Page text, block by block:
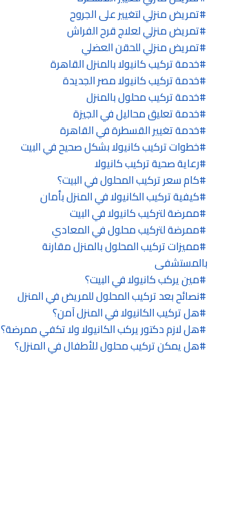
تمريض منزلي لتغيير على الجروح
تمريض منزلي لعلاج قرح الفراش
تمريض منزلي للحقن العضلي
خدمة تركيب كانيولا بالمنزل القاهرة
خدمة تركيب كانيولا مصر الجديدة
خدمة تركيب محلول بالمنزل
خدمة تعليق محاليل في الجيزة
خدمة تغيير القسطرة في القاهرة
خطوات تركيب كانيولا بشكل صحيح في البيت
رعاية صحية تركيب كانيولا
كام سعر تركيب المحلول في البيت؟
كيفية تركيب الكانيولا في المنزل بأمان
ممرضة لتركيب كانيولا في البيت
ممرضة لتركيب محلول في المعادي
مميزات تركيب المحلول بالمنزل مقارنة
بالمستشفى
مين يركب كانيولا في البيت؟
نصائح بعد تركيب المحلول للمريض في المنزل
هل تركيب الكانيولا في المنزل آمن؟
هل لازم دكتور يركب الكانيولا ولا تكفي ممرضة؟
هل يمكن تركيب محلول للأطفال في المنزل؟